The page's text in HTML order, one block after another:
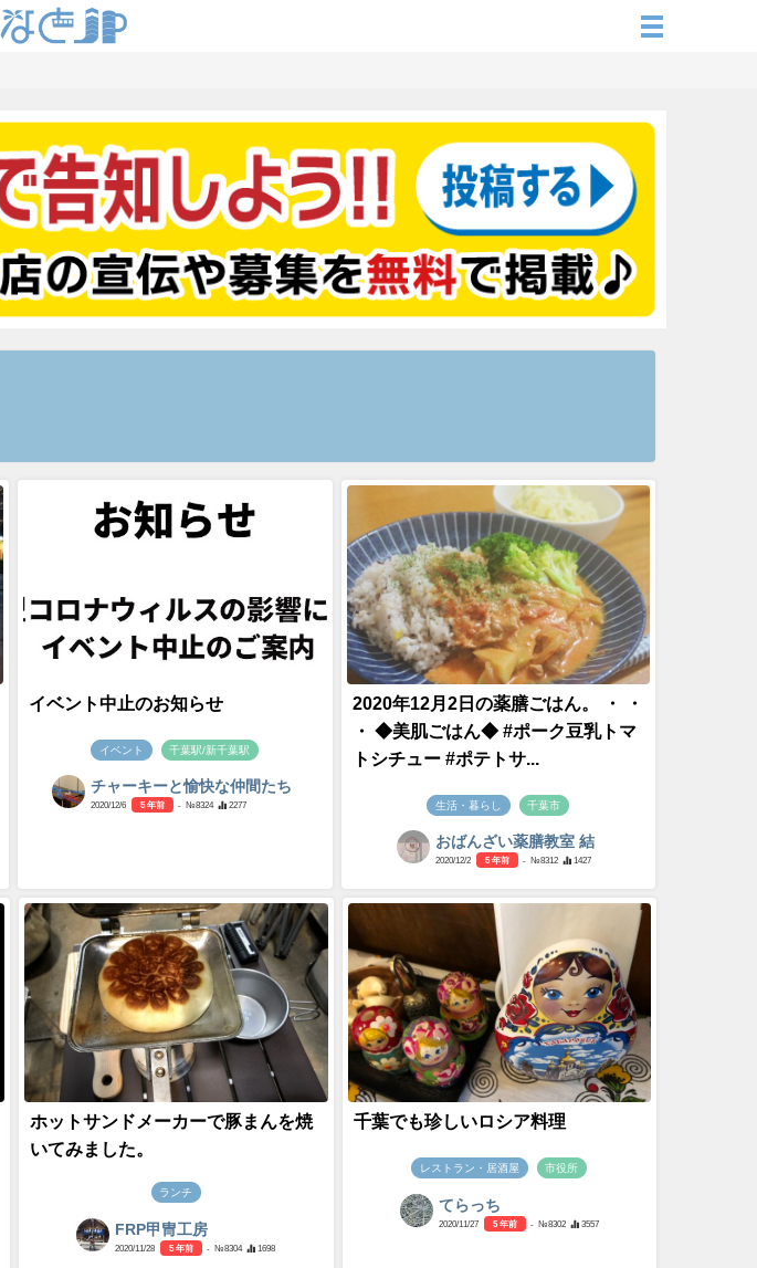
イベント中止のお知らせ
イベント 千葉駅/新千葉駅
チャーキーと愉快な仲間たち
2020/12/6 5 年前 - №8324 2277
2020年12月2日の薬膳ごはん。 ・ ・
・ ◆美肌ごはん◆ #ポーク豆乳トマ
トシチュー #ポテトサ...
生活・暮らし 千葉市
おばんざい薬膳教室 結
2020/12/2 5 年前 - №8312 1427
ホットサンドメーカーで豚まんを焼
いてみました。
ランチ
FRP甲冑工房
2020/11/28 5 年前 - №8304 1698
千葉でも珍しいロシア料理
レストラン・居酒屋 市役所
てらっち
2020/11/27 5 年前 - №8302 3557